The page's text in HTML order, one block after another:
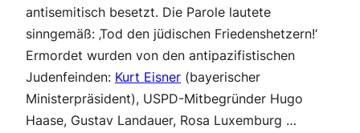
antisemitisch besetzt. Die Parole lautete
sinngemäß: ‚Tod den jüdischen Friedenshetzern!‘
Ermordet wurden von den antipazifistischen
Judenfeinden: Kurt Eisner (bayerischer
Ministerpräsident), USPD-Mitbegründer Hugo
Haase, Gustav Landauer, Rosa Luxemburg …